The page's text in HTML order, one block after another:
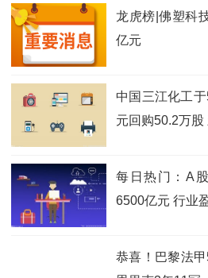
核查意见
龙虎榜|佛塑科
亿元
中国三江化工
元回购50.2万股
每日热门：A
6500亿元 行业
恭喜！巴黎法